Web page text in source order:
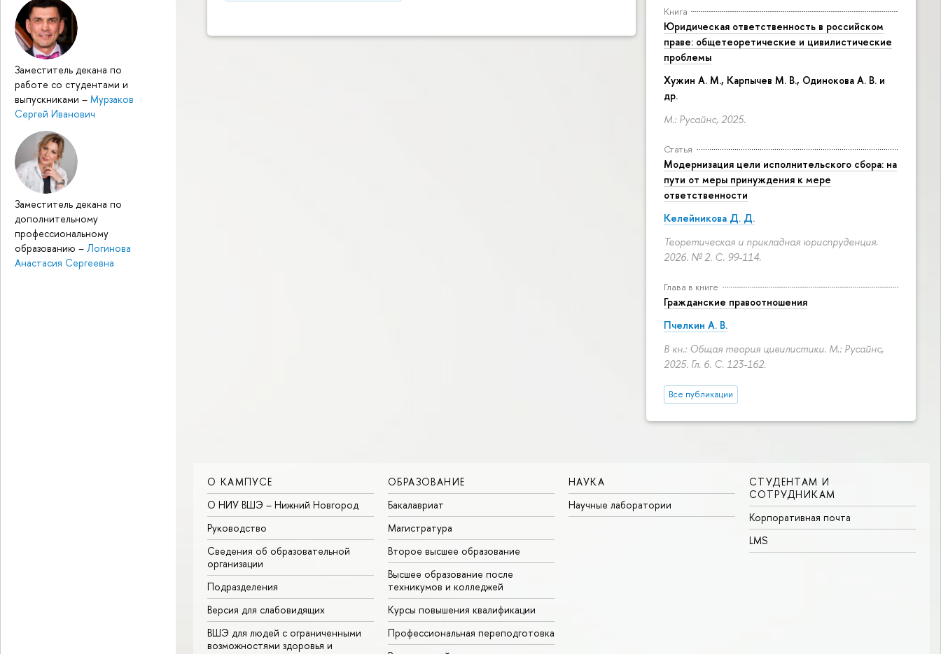
Заместитель декана по
работе со студентами и
выпускниками – Мурзаков
Сергей Иванович
Заместитель декана по
дополнительному
профессиональному
образованию – Логинова
Анастасия Сергеевна
Книга
Юридическая ответственность в российском
праве: общетеоретические и цивилистические
проблемы
Хужин А. М., Карпычев М. В., Одинокова А. В. и
др.
М.: Русайнс, 2025.
Статья
Модернизация цели исполнительского сбора: на
пути от меры принуждения к мере
ответственности
Келейникова Д. Д.
Теоретическая и прикладная юриспруденция.
2026. № 2. С. 99-114.
Глава в книге
Гражданские правоотношения
Пчелкин А. В.
В кн.: Общая теория цивилистики. М.: Русайнс,
2025. Гл. 6. С. 123-162.
Все публикации
О КАМПУСЕ
О НИУ ВШЭ – Нижний Новгород
Руководство
Сведения об образовательной
организации
Подразделения
Версия для слабовидящих
ВШЭ для людей с ограниченными
возможностями здоровья и
ОБРАЗОВАНИЕ
Бакалавриат
Магистратура
Второе высшее образование
Высшее образование после
техникумов и колледжей
Курсы повышения квалификации
Профессиональная переподготовка
НАУКА
Научные лаборатории
СТУДЕНТАМ И
СОТРУДНИКАМ
Корпоративная почта
LMS